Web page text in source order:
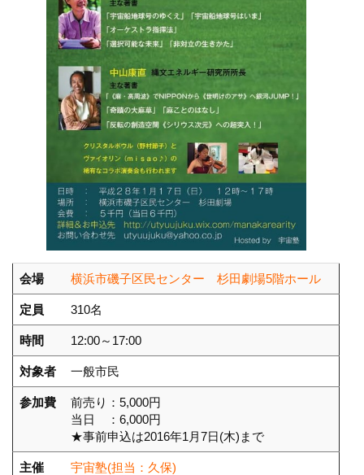
会場 横浜市磯子区民センター 杉田劇場5階ホール
定員 310名
時間 12:00～17:00
対象者 一般市民
参加費
前売り：5,000円
当日 ：6,000円
★事前申込は2016年1月7日(木)まで
主催 宇宙塾(担当：久保)